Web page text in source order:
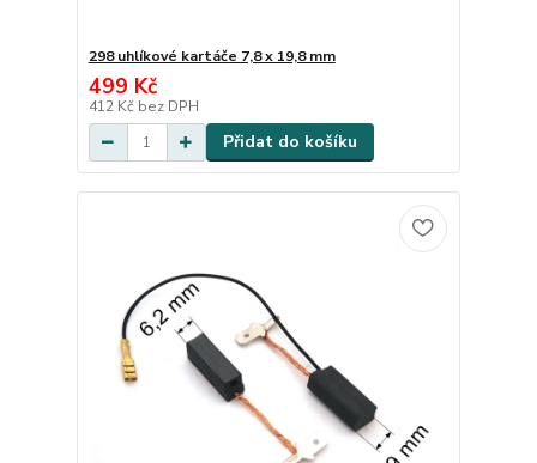
298 uhlíkové kartáče 7,8 x 19,8 mm
499 Kč
412 Kč bez DPH
Přidat do košíku